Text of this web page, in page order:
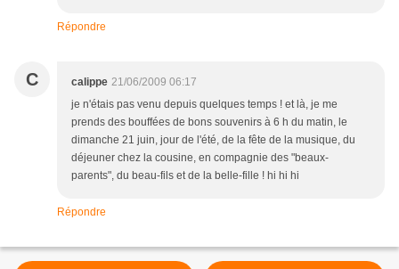
Répondre
C calippe 21/06/2009 06:17
je n'étais pas venu depuis quelques temps ! et là, je me
prends des bouffées de bons souvenirs à 6 h du matin, le
dimanche 21 juin, jour de l'été, de la fête de la musique, du
déjeuner chez la cousine, en compagnie des "beaux-
parents", du beau-fils et de la belle-fille ! hi hi hi
Répondre